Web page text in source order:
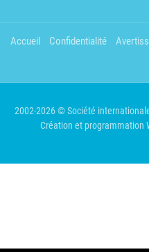
Accueil Confidentialité
2002-2026 © Société
Création et programmation